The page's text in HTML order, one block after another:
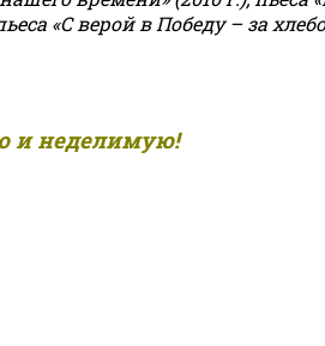
«С верой в Победу – за
и неделимую!